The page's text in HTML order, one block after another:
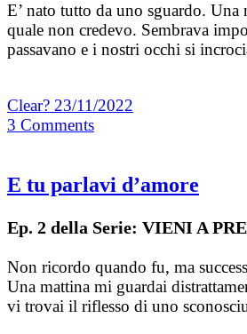
E’ nato tutto da uno sguardo. Una
quale non credevo. Sembrava
passavano e i nostri occhi si
Clear? 23/11/2022
3 Comments
E tu parlavi d’amore
Ep. 2 della Serie: VIENI A
Non ricordo quando fu, ma
Una mattina mi guardai
vi trovai il riflesso di uno